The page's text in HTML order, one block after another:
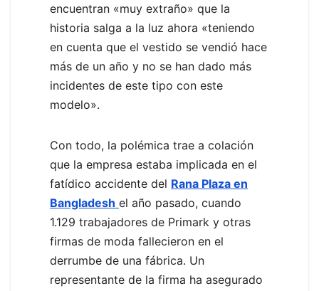
encuentran «muy extraño» que la
historia salga a la luz ahora «teniendo
en cuenta que el vestido se vendió hace
más de un año y no se han dado más
incidentes de este tipo con este
modelo».
Con todo, la polémica trae a colación
que la empresa estaba implicada en el
fatídico accidente del Rana Plaza en
Bangladesh el año pasado, cuando
1.129 trabajadores de Primark y otras
firmas de moda fallecieron en el
derrumbe de una fábrica. Un
representante de la firma ha asegurado